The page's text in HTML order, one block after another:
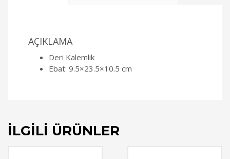
AÇIKLAMA
Deri Kalemlik
Ebat: 9.5×23.5×10.5 cm
İLGILI ÜRÜNLER